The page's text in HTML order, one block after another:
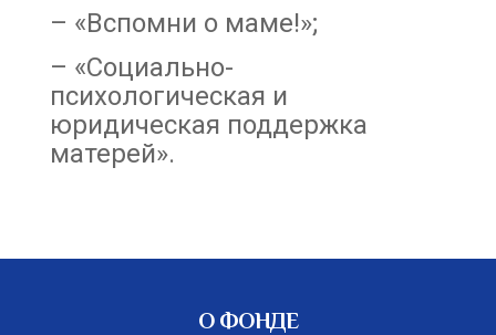
– «Вспомни о маме!»;
– «Социально-
психологическая и
юридическая поддержка
матерей».
О ФОНДЕ